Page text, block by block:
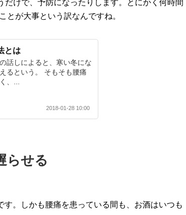
だけで、予防になったりします。とにかく何時間
とが大事という訳なんですね。
とは
話しによると、寒い冬にな
るという。 そもそも腰痛
、...
2018-01-28 10:00
らせる
。しかも腰痛を患っている間も、お酒はいつも